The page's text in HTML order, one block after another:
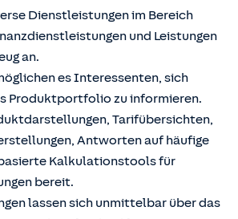
Dienstleistungen im Bereich
und Leistungen
an.
es Interessenten, sich
Produktportfolio zu informieren.
Tarifübersichten,
Antworten auf häufige
Kalkulationstools für
bereit.
lassen sich unmittelbar über das